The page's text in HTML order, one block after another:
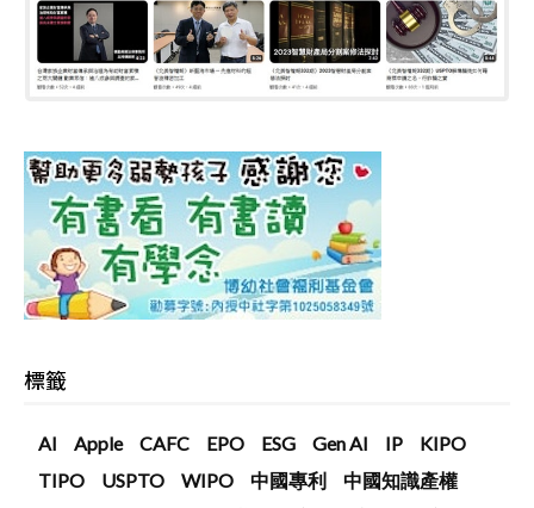
標籤
AI Apple CAFC EPO ESG Gen AI IP
KIPO
TIPO
USPTO WIPO 中國專利
中國知識產權